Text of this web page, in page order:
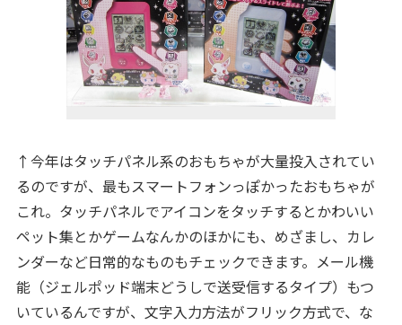
↑今年はタッチパネル系のおもちゃが大量投入されてい
るのですが、最もスマートフォンっぽかったおもちゃが
これ。タッチパネルでアイコンをタッチするとかわいい
ペット集とかゲームなんかのほかにも、めざまし、カレ
ンダーなど日常的なものもチェックできます。メール機
能（ジェルポッド端末どうしで送受信するタイプ）もつ
いているんですが、文字入力方法がフリック方式で、な